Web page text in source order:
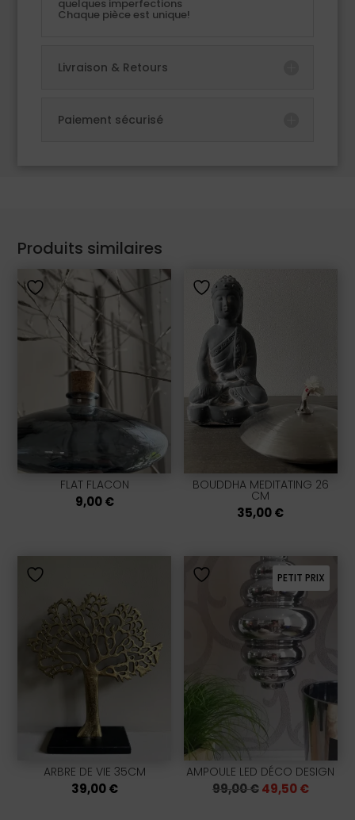
quelques imperfections
Chaque pièce est unique!
Livraison & Retours
Paiement sécurisé
Produits similaires
FLAT FLACON
9,00€
BOUDDHA MEDITATING 26
CM
35,00€
ARBRE DE VIE 35CM
39,00€
PETIT PRIX
AMPOULE LED DÉCO DESIGN
99,00€Le
prix
49,50€Le